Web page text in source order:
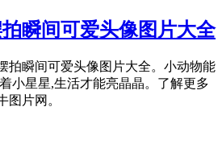
瞬间可爱头像图片大全
拍瞬间可爱头像图片大全。小动物能
小星星,生活才能亮晶晶。了解更多
图片网。